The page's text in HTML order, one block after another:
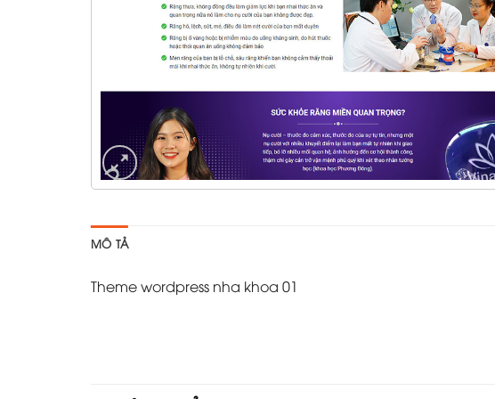
MÔ TẢ
Theme wordpress nha khoa 01